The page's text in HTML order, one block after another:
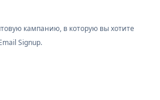
кампанию, в которую вы хотите
Signup.